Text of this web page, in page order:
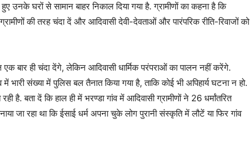
उनके घरों से सामान बाहर निकाल दिया गया है. ग्रामीणों का कहना है कि
की तरह चंदा दें और आदिवासी देवी-देवताओं और पारंपरिक रीति-रिवाजों को
एक बार ही चंदा देंगे, लेकिन आदिवासी धार्मिक परंपराओं का पालन नहीं करेंगे.
संख्या में पुलिस बल तैनात किया गया है, ताकि कोई भी अपिहार्य घटना न हो.
है. बता दें कि हाल ही में भरण्डा गांव में आदिवासी ग्रामीणों ने 26 धर्मांतरित
जा रहा था कि ईसाई धर्म अपना चुके लोग पुरानी संस्कृति में लौटें या फिर गांव